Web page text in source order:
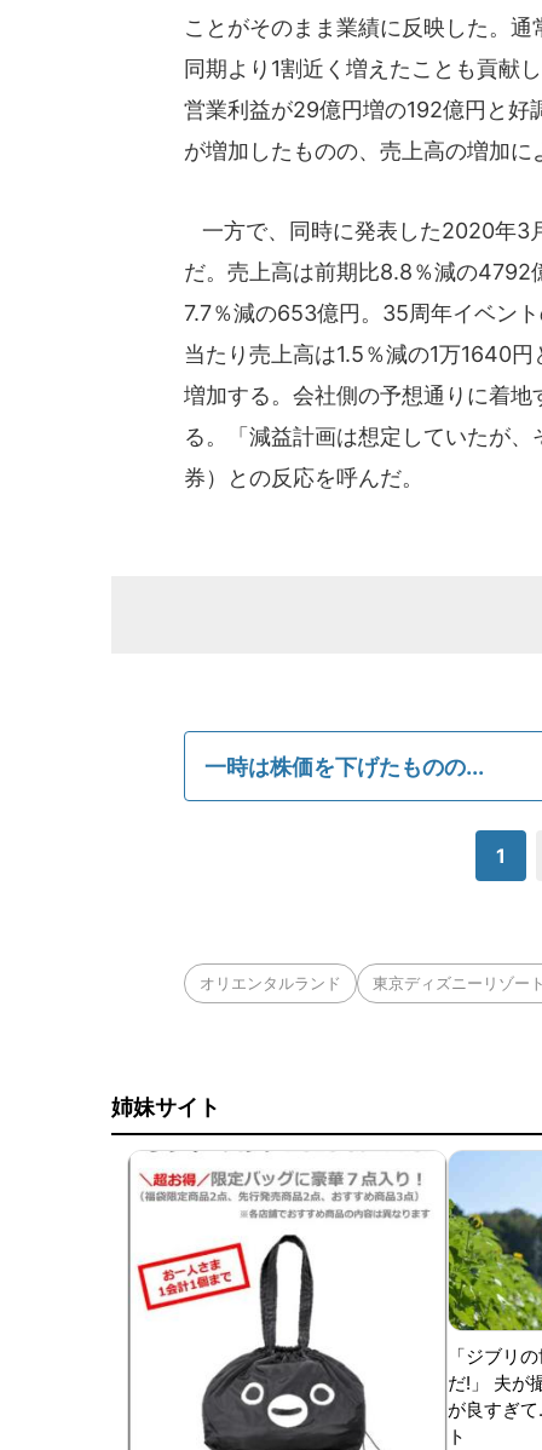
ことがそのまま業績に反映した。
同期より1割近く増えたことも貢献
営業利益が29億円増の192億円と好
が増加したものの、売上高の増加
一方で、同時に発表した2020年3
だ。売上高は前期比8.8％減の4792
7.7％減の653億円。35周年イベン
当たり売上高は1.5％減の1万1640
増加する。会社側の予想通りに着
る。「減益計画は想定していたが
券）との反応を呼んだ。
一時は株価を下げたものの...
1
オリエンタルランド 東京ディズニーリゾー
姉妹サイト
「ジブリ
だ!」 夫が
が良すぎ
ト